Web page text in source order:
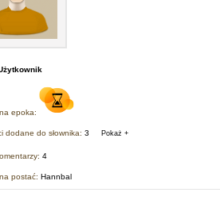
epoka:
dodane do słownika: 3 Pokaż +
4
postać: Hannbal